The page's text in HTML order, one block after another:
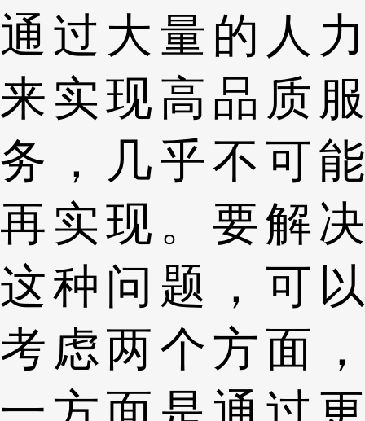
通过大量的人力
来实现高品质服
务，几乎不可能
再实现。要解决
这种问题，可以
考虑两个方面，